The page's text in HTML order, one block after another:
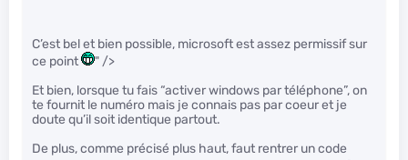
C’est bel et bien possible, microsoft est assez permissif sur
ce point
" />
Et bien, lorsque tu fais “activer windows par téléphone”, on
te fournit le numéro mais je connais pas par coeur et je
doute qu’il soit identique partout.
De plus, comme précisé plus haut, faut rentrer un code